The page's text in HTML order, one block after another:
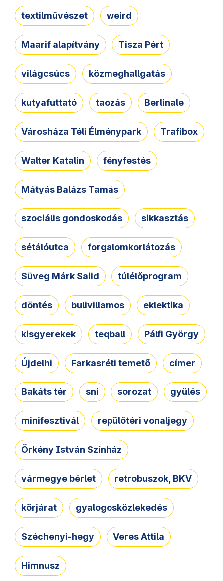
textilművészet weird
Maarif alapítvány Tisza Pért
világcsúcs közmeghallgatás
kutyafuttató taozás Berlinale
Városháza Téli Élménypark Trafibox
Walter Katalin fényfestés
Mátyás Balázs Tamás
szociális gondoskodás sikkasztás
sétálóutca forgalomkorlátozás
Süveg Márk Saiid túlélőprogram
döntés bulivillamos eklektika
kisgyerekek teqball Pálfi György
Újdelhi Farkasréti temető címer
Bakáts tér sni sorozat gyűlés
minifesztivál repülőtéri vonaljegy
Örkény István Színház
vármegye bérlet retrobuszok, BKV
körjárat gyalogosközlekedés
Széchenyi-hegy Veres Attila
Himnusz